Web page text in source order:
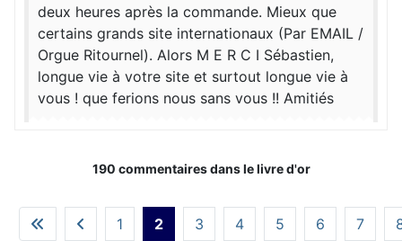
deux heures après la commande. Mieux que
certains grands site internationaux (Par EMAIL /
Orgue Ritournel). Alors M E R C I Sébastien,
longue vie à votre site et surtout longue vie à
vous ! que ferions nous sans vous !! Amitiés
190 commentaires dans le livre d'or
1 2 3 4 5 6 7